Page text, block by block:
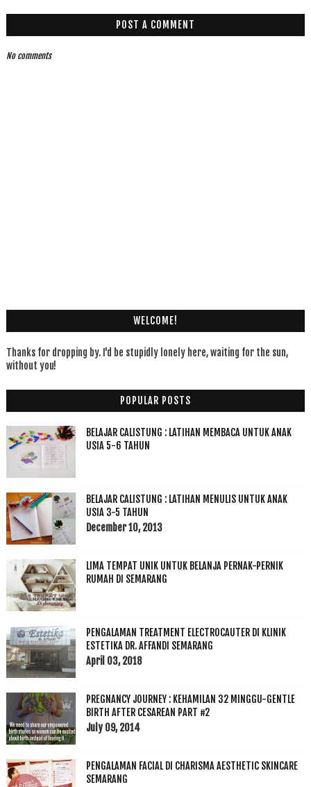
POST A COMMENT
No comments
WELCOME!
Thanks for dropping by. I'd be stupidly lonely here, waiting for the sun,
without you!
POPULAR POSTS
BELAJAR CALISTUNG : LATIHAN MEMBACA UNTUK ANAK
USIA 5-6 TAHUN
BELAJAR CALISTUNG : LATIHAN MENULIS UNTUK ANAK
USIA 3-5 TAHUN
December 10, 2013
LIMA TEMPAT UNIK UNTUK BELANJA PERNAK-PERNIK
RUMAH DI SEMARANG
PENGALAMAN TREATMENT ELECTROCAUTER DI KLINIK
ESTETIKA DR. AFFANDI SEMARANG
April 03, 2018
PREGNANCY JOURNEY : KEHAMILAN 32 MINGGU-GENTLE
BIRTH AFTER CESAREAN PART #2
July 09, 2014
PENGALAMAN FACIAL DI CHARISMA AESTHETIC SKINCARE
SEMARANG